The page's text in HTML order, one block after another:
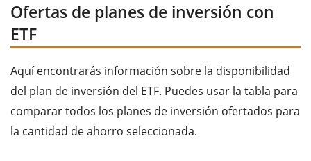
Ofertas de planes de inversión con
ETF
Aquí encontrarás información sobre la disponibilidad
del plan de inversión del ETF. Puedes usar la tabla para
comparar todos los planes de inversión ofertados para
la cantidad de ahorro seleccionada.